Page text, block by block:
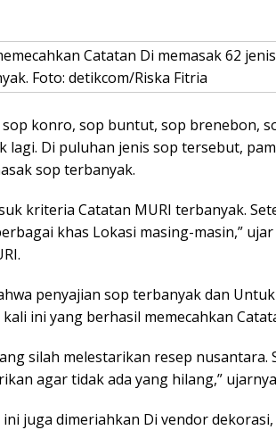
Catatan Di memasak 62
Foto: detikcom/Riska Fitria
konro, sop buntut, sop brenebon,
lagi. Di puluhan jenis sop tersebut,
sop terbanyak.
kriteria Catatan MURI terbanyak.
khas Lokasi masing-masin,”
penyajian sop terbanyak dan
ini yang berhasil memecahkan
silah melestarikan resep nusantara.
agar tidak ada yang hilang,”
juga dimeriahkan Di vendor